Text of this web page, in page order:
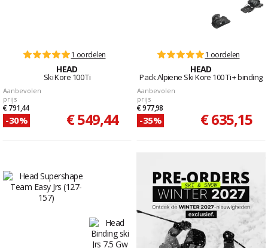
1 oordelen
HEAD
Ski Kore 100 Ti
Aanbevolen
prijs
€ 791,44
-30% € 549,44
1 oordelen
HEAD
Pack Alpiene Ski Kore 100 Ti + binding
Aanbevolen
prijs
€ 977,98
-35% € 635,15